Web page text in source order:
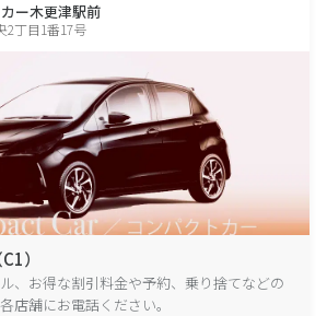
ー木更津駅前
2丁目1番17号
）
、お得な割引料金や予約、乗り捨てなどの
店舗にお電話ください。